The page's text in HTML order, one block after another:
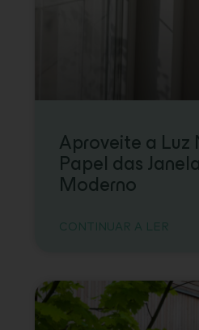
Aproveite a Luz
Papel das
Moderno
CONTINUAR A LER